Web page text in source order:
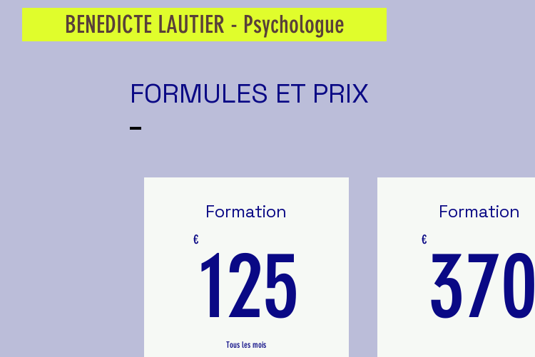
BENEDICTE LAUTIER - Psychologue
FORMULES ET PRIX
Formation
€125 125€
Tous les mois
Formation
€ 370